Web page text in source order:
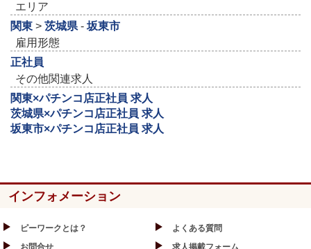
エリア
関東 > 茨城県- 坂東市
雇用形態
正社員
その他関連求人
関東×パチンコ店正社員 求人
茨城県×パチンコ店正社員 求人
坂東市×パチンコ店正社員 求人
インフォメーション
ピーワークとは？
よくある質問